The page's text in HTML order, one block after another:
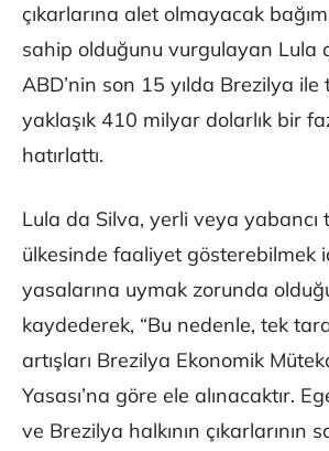
çıkarlarına alet olmayacak
sahip olduğunu vurgulayan Lula
ABD’nin son 15 yılda Brezilya
yaklaşık 410 milyar dolarlık bir
hatırlattı.
Lula da Silva, yerli veya yabancı
ülkesinde faaliyet gösterebilmek
yasalarına uymak zorunda
kaydederek, “Bu nedenle, tek
artışları Brezilya Ekonomik
Yasası’na göre ele alınacaktır.
ve Brezilya halkının çıkarlarının